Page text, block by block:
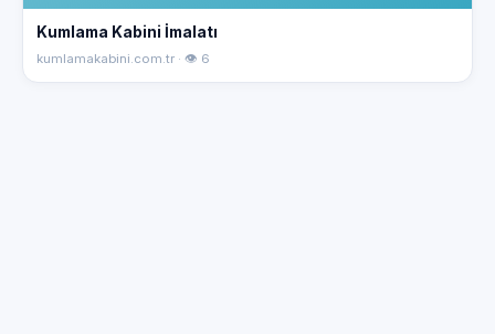
Kumlama Kabini İmalatı
kumlamakabini.com.tr · 👁 6